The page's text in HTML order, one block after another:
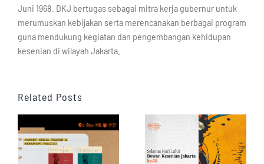
Juni 1968. DKJ bertugas sebagai mitra kerja gubernur untuk
merumuskan kebijakan serta merencanakan berbagai program
guna mendukung kegiatan dan pengembangan kehidupan
kesenian di wilayah Jakarta.
Related Posts